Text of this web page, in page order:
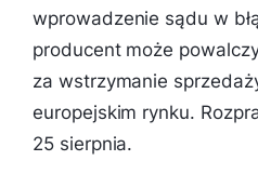
wprowadzenie sądu w
producent może
za wstrzymanie
europejskim rynku.
25 sierpnia.